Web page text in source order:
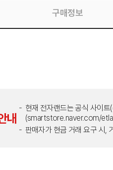
구매정보
내
현재 전자랜드는 공식 사이
(smartstore.naver.com/
판매자가 현금 거래 요구 시,